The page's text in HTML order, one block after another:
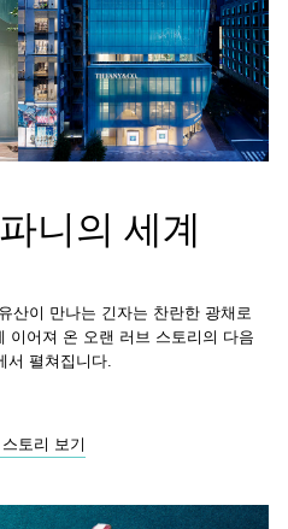
니의 세계
산이 만나는 긴자는 찬란한 광채로
이어져 온 오랜 러브 스토리의 다음
서 펼쳐집니다.
토리 보기